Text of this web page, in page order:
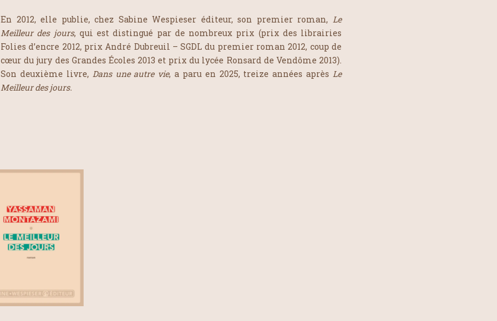
En 2012, elle publie, chez Sabine Wespieser éditeur, son premier roman, Le
Meilleur des jours, qui est distingué par de nombreux prix (prix des librairies
Folies d’encre 2012, prix André Dubreuil – SGDL du premier roman 2012, coup de
cœur du jury des Grandes Écoles 2013 et prix du lycée Ronsard de Vendôme 2013).
Son deuxième livre, Dans une autre vie, a paru en 2025, treize années aprèsLe
Meilleur des jours.